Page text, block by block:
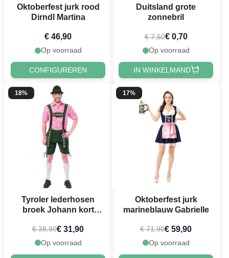
Oktoberfest jurk rood
Dirndl Martina
€ 46,90
Op voorraad
CONFIGUREREN
Duitsland grote
zonnebril
€ 7,50€ 0,70
Op voorraad
IN WINKELMAND
18%
Tyroler lederhosen
broek Johann kort
€ 38,90€ 31,90
Op voorraad
17%
Oktoberfest jurk
marineblauw Gabrielle
€ 71,90€ 59,90
Op voorraad